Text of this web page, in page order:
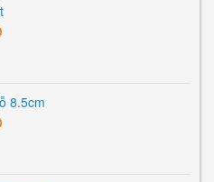
8.5cm